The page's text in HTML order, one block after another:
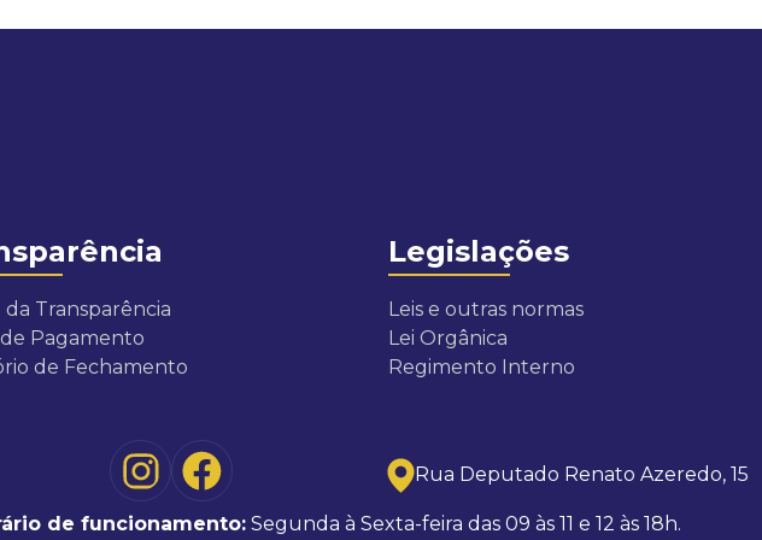
da Transparência
Pagamento
de Fechamento
Legislações
Leis e outras normas
Lei Orgânica
Regimento Interno
Rua Deputado Renato Azeredo, 15
de funcionamento:Segunda à Sexta-feira das 09 às 11 e 12 às 18h.